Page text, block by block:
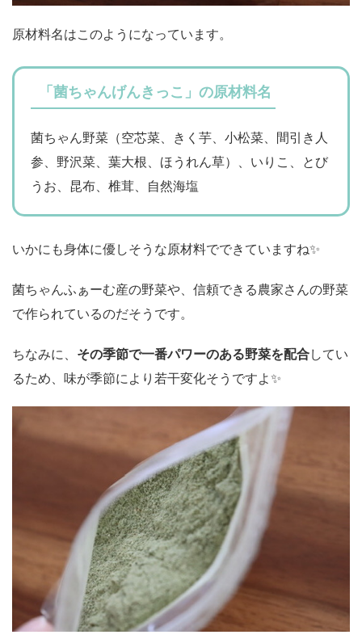
原材料名はこのようになっています。
「菌ちゃんげんきっこ」の原材料名
菌ちゃん野菜（空芯菜、きく芋、小松菜、間引き人
参、野沢菜、葉大根、ほうれん草）、いりこ、とび
うお、昆布、椎茸、自然海塩
いかにも身体に優しそうな原材料でできていますね✨
菌ちゃんふぁーむ産の野菜や、信頼できる農家さんの野菜
で作られているのだそうです。
ちなみに、 その季節で一番パワーのある野菜を配合してい
るため、味が季節により若干変化そうですよ✨